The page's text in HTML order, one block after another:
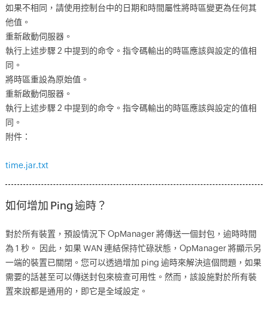
如果不相同，請使用控制台中的日期和時間屬性將時區變更為任何其
他值。
重新啟動伺服器。
執行上述步驟 2 中提到的命令。指令碼輸出的時區應該與設定的值相
同。
將時區重設為原始值。
重新啟動伺服器。
執行上述步驟 2 中提到的命令。指令碼輸出的時區應該與設定的值相
同。
附件：
time.jar.txt
如何增加 Ping 逾時？
對於所有裝置，預設情況下 OpManager 將傳送一個封包，逾時時間
為 1 秒。 因此，如果 WAN 連結保持忙碌狀態，OpManager 將顯示另
一端的裝置已關閉。您可以透過增加 ping 逾時來解決這個問題，如果
需要的話甚至可以傳送封包來檢查可用性。然而，該設施對於所有裝
置來說都是通用的，即它是全域設定。